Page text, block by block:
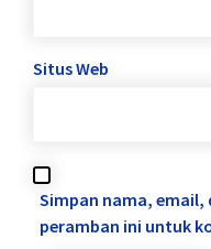
Situs Web
Simpan nama, email,
peramban ini untuk